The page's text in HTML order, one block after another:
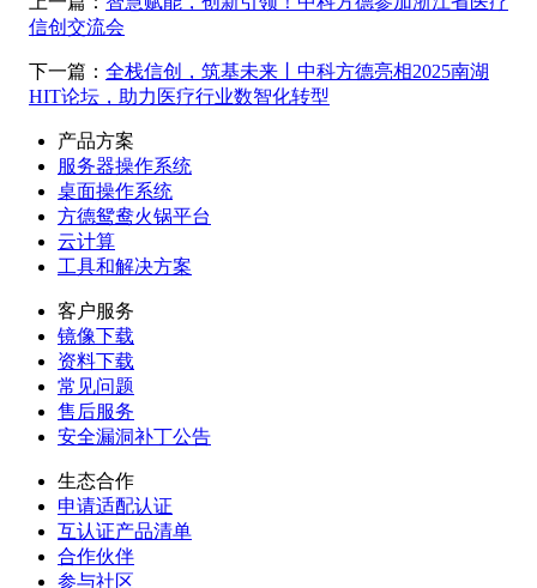
信创交流会
下一篇： 全栈信创，筑基未来丨中科方德亮相2025南湖
HIT论坛，助力医疗行业数智化转型
产品方案
服务器操作系统
桌面操作系统
方德鸳鸯火锅平台
云计算
工具和解决方案
客户服务
镜像下载
资料下载
常见问题
售后服务
安全漏洞补丁公告
生态合作
申请适配认证
互认证产品清单
合作伙伴
参与社区